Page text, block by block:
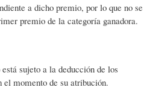
a dicho premio, por lo que no se
premio de la categoría ganadora.
sujeto a la deducción de los
el momento de su atribución.